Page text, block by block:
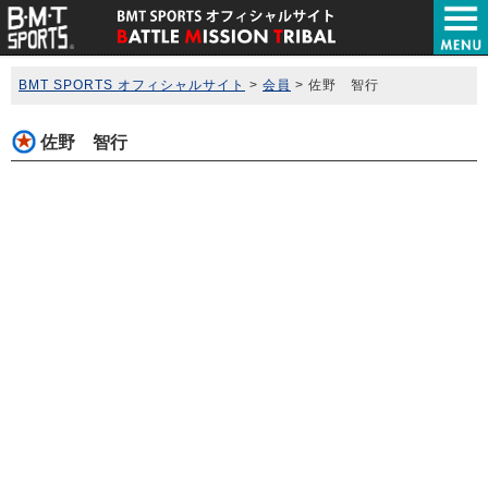
BMT SPORTS オフィシャルサイト > 会員 > 佐野 智行
佐野 智行